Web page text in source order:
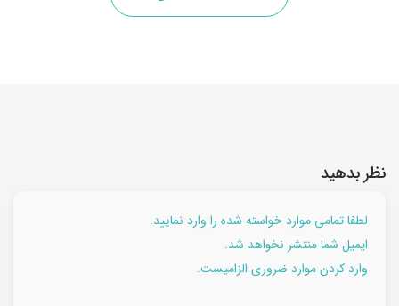
نظر بدهید
لطفا تمامی موارد خواسته شده را وارد نمایید.
ایمیل شما منتشر نخواهد شد.
وارد کردن موارد ضروری الزامیست.